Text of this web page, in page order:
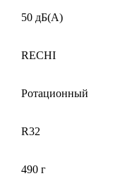
50 дБ(А)
RECHI
Ротационный
R32
490 г